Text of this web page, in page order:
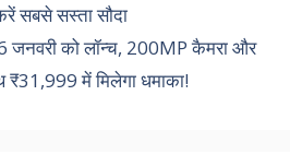
सबसे सस्ता सौदा
को लॉन्च, 200MP कैमरा और
में मिलेगा धमाका!